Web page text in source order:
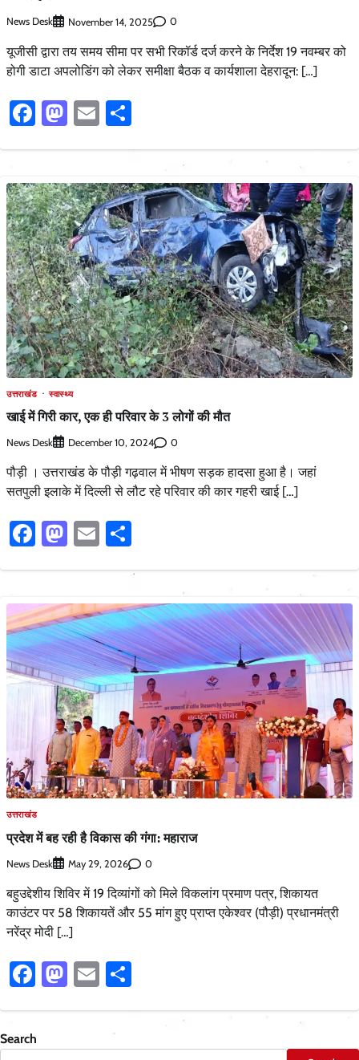
News Desk November 14, 2025 0
यूजीसी द्वारा तय समय सीमा पर सभी रिकॉर्ड दर्ज करने के निर्देश 19 नवम्बर को
होगी डाटा अपलोडिंग को लेकर समीक्षा बैठक व कार्यशाला देहरादून: […]
Facebook
Mastodon
Email
उत्तराखंड स्वास्थ्य
खाई में गिरी कार, एक ही परिवार के 3 लोगों की मौत
News Desk December 10, 2024 0
पौड़ी । उत्तराखंड के पौड़ी गढ़वाल में भीषण सड़क हादसा हुआ है। जहां
सतपुली इलाके में दिल्ली से लौट रहे परिवार की कार गहरी खाई […]
Facebook
Mastodon
Email
उत्तराखंड
प्रदेश में बह रही है विकास की गंगा: महाराज
News Desk May 29, 2026 0
बहुउद्देशीय शिविर में 19 दिव्यांगों को मिले विकलांग प्रमाण पत्र, शिकायत
काउंटर पर 58 शिकायतें और 55 मांग हुए प्राप्त एकेश्वर (पौड़ी) प्रधानमंत्री
नरेंद्र मोदी […]
Facebook
Mastodon
Email
Search